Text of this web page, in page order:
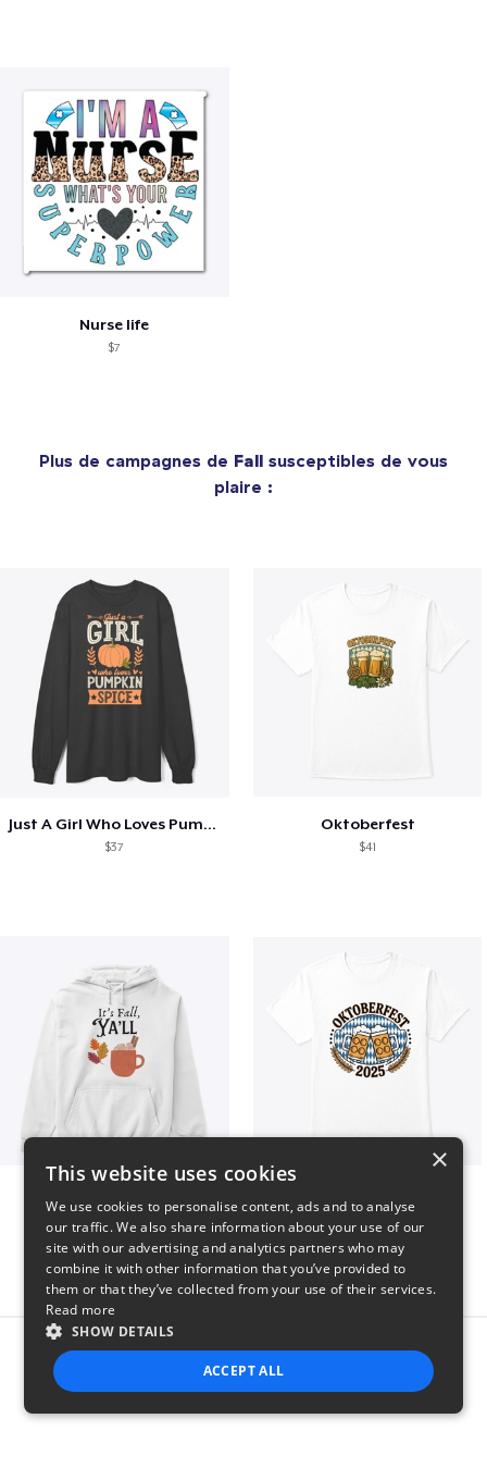
Nurse life
$7
Plus de campagnes de Fall susceptibles de vous
plaire :
Just A Girl Who Loves Pumpkin Spice
$37
Oktoberfest
$41
$41 $41
Report this product
×
This website uses cookies
We use cookies to personalise content, ads and to analyse
our traffic. We also share information about your use of our
site with our advertising and analytics partners who may
combine it with other information that you’ve provided to
them or that they’ve collected from your use of their services.
Read more
SHOW DETAILS
ACCEPT ALL
STRICTLY NECESSARY PERFORMANCE